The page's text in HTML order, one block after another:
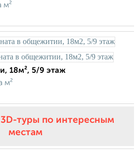
м²
18м², 5/9 этаж
м²
туры по интересным
местам